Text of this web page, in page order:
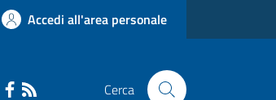
Accedi all'area personale
Cerca